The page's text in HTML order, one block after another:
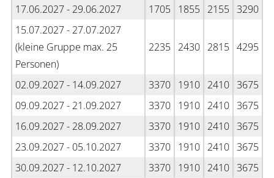
17.06.2027 - 29.06.2027 1705 1855 2155 3290
15.07.2027 - 27.07.2027
(kleine Gruppe max. 25
Personen)
2235 2430 2815 4295
02.09.2027 - 14.09.2027 3370 1910 2410 3675
09.09.2027 - 21.09.2027
3370 1910 2410 3675
16.09.2027 - 28.09.2027
3370 1910 2410 3675
23.09.2027 - 05.10.2027
3370 1910 2410 3675
30.09.2027 - 12.10.2027
3370 1910 2410 3675